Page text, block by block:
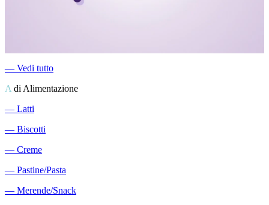
― Vedi tutto
A di Alimentazione
― Latti
― Biscotti
― Creme
― Pastine/Pasta
― Merende/Snack